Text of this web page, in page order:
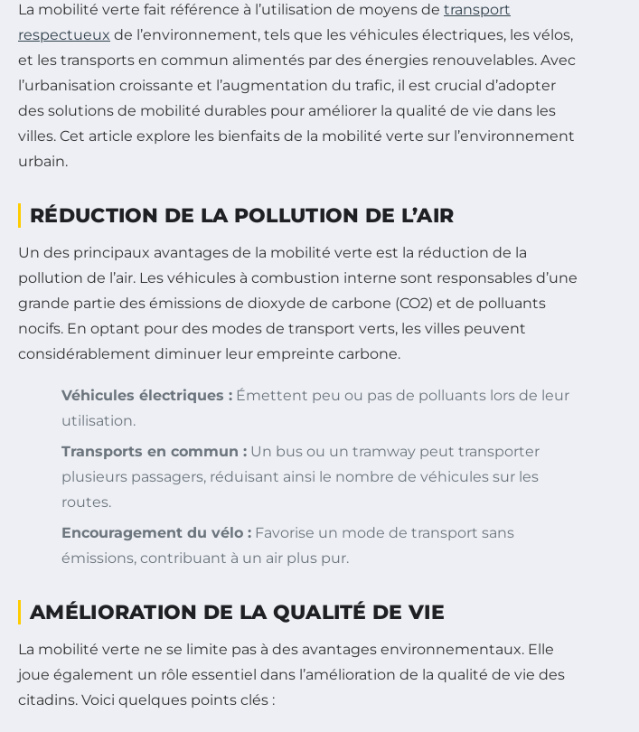
La mobilité verte fait référence à l’utilisation de moyens de transport
respectueux de l’environnement, tels que les véhicules électriques, les vélos,
et les transports en commun alimentés par des énergies renouvelables. Avec
l’urbanisation croissante et l’augmentation du trafic, il est crucial d’adopter
des solutions de mobilité durables pour améliorer la qualité de vie dans les
villes. Cet article explore les bienfaits de la mobilité verte sur l’environnement
urbain.
RÉDUCTION DE LA POLLUTION DE L’AIR
Un des principaux avantages de la mobilité verte est la réduction de la
pollution de l’air. Les véhicules à combustion interne sont responsables d’une
grande partie des émissions de dioxyde de carbone (CO2) et de polluants
nocifs. En optant pour des modes de transport verts, les villes peuvent
considérablement diminuer leur empreinte carbone.
Véhicules électriques : Émettent peu ou pas de polluants lors de leur
utilisation.
Transports en commun : Un bus ou un tramway peut transporter
plusieurs passagers, réduisant ainsi le nombre de véhicules sur les
routes.
Encouragement du vélo : Favorise un mode de transport sans
émissions, contribuant à un air plus pur.
AMÉLIORATION DE LA QUALITÉ DE VIE
La mobilité verte ne se limite pas à des avantages environnementaux. Elle
joue également un rôle essentiel dans l’amélioration de la qualité de vie des
citadins. Voici quelques points clés :